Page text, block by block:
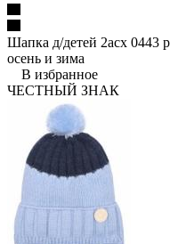
Шапка д/детей 2асх 0443
осень и зима
В избранное
ЧЕСТНЫЙ ЗНАК